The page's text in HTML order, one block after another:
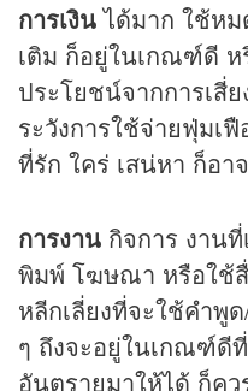
การเงินได้มาก ใช้หม
เติม ก็อยู่ในเกณฑ์ดี ห
ประโยชน์จากการเสี่
ระวังการใช้จ่ายฟุ่มเ
ที่รัก ใคร่ เสน่หา ก็อ
การงาน กิจการ งาน
พิมพ์ โฆษณา หรือใช้
หลีกเลี่ยงที่จะใช้คำพู
ๆ ถึงจะอยู่ในเกณฑ์ดี
อันตรายมาให้ได้ ก็คว